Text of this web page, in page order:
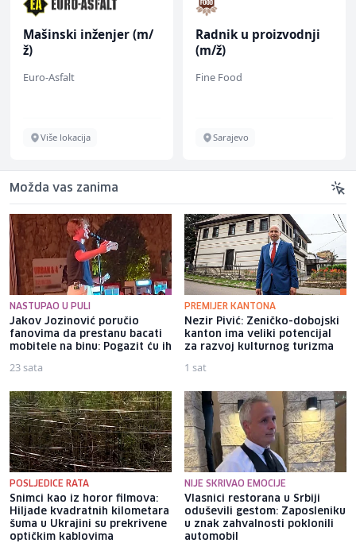
Mašinski inženjer (m/
ž)
Euro-Asfalt
Više lokacija
Radnik u proizvodnji
(m/ž)
Fine Food
Sarajevo
Možda vas zanima
NASTUPAO U PULI
Jakov Jozinović poručio
fanovima da prestanu bacati
mobitele na binu: Pogazit ću ih
23 sata
PREMIJER KANTONA
Nezir Pivić: Zeničko-dobojski
kanton ima veliki potencijal
za razvoj kulturnog turizma
1 sat
POSLJEDICE RATA
Snimci kao iz horor filmova:
Hiljade kvadratnih kilometara
šuma u Ukrajini su prekrivene
optičkim kablovima
NIJE SKRIVAO EMOCIJE
Vlasnici restorana u Srbiji
oduševili gestom: Zaposleniku
u znak zahvalnosti poklonili
automobil